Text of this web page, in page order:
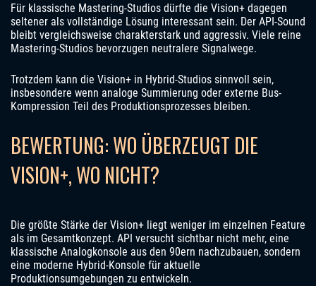
Für klassische Mastering-Studios dürfte die Vision+ dagegen
seltener als vollständige Lösung interessant sein. Der API-Sound
bleibt vergleichsweise charakterstark und aggressiv. Viele reine
Mastering-Studios bevorzugen neutralere Signalwege.
Trotzdem kann die Vision+ in Hybrid-Studios sinnvoll sein,
insbesondere wenn analoge Summierung oder externe Bus-
Kompression Teil des Produktionsprozesses bleiben.
BEWERTUNG: WO ÜBERZEUGT DIE
VISION+, WO NICHT?
Die größte Stärke der Vision+ liegt weniger im einzelnen Feature
als im Gesamtkonzept. API versucht sichtbar nicht mehr, eine
klassische Analogkonsole aus den 90ern nachzubauen, sondern
eine moderne Hybrid-Konsole für aktuelle
Produktionsumgebungen zu entwickeln.